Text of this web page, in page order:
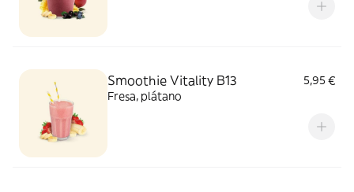
Smoothie Vitality B13
5,95 €
Fresa, plátano